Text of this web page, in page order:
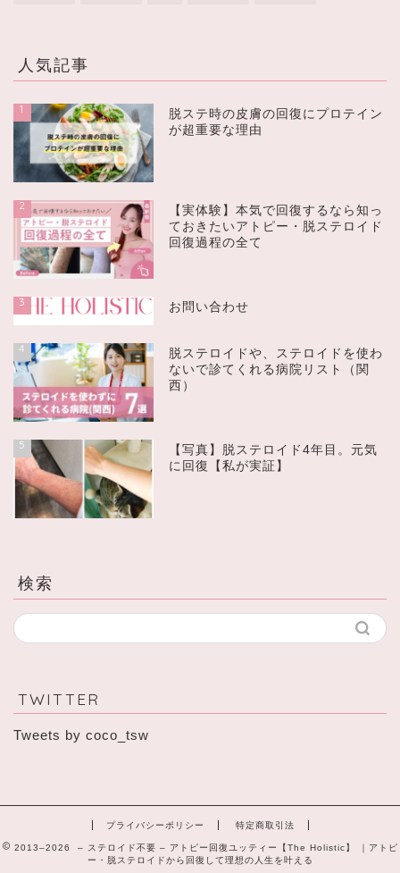
人気記事
1
脱ステ時の皮膚の回復にプロテイン
が超重要な理由
2
【実体験】本気で回復するなら知っ
ておきたいアトピー・脱ステロイド
回復過程の全て
3 お問い合わせ
4
脱ステロイドや、ステロイドを使わ
ないで診てくれる病院リスト（関
西）
5
【写真】脱ステロイド4年目。元気
に回復【私が実証】
検索
TWITTER
Tweets by coco_tsw
プライバシーポリシー 特定商取引法
2013–2026 – ステロイド不要 – アトピー回復ユッティー【The Holistic】 ｜アトピ
ー・脱ステロイドから回復して理想の人生を叶える